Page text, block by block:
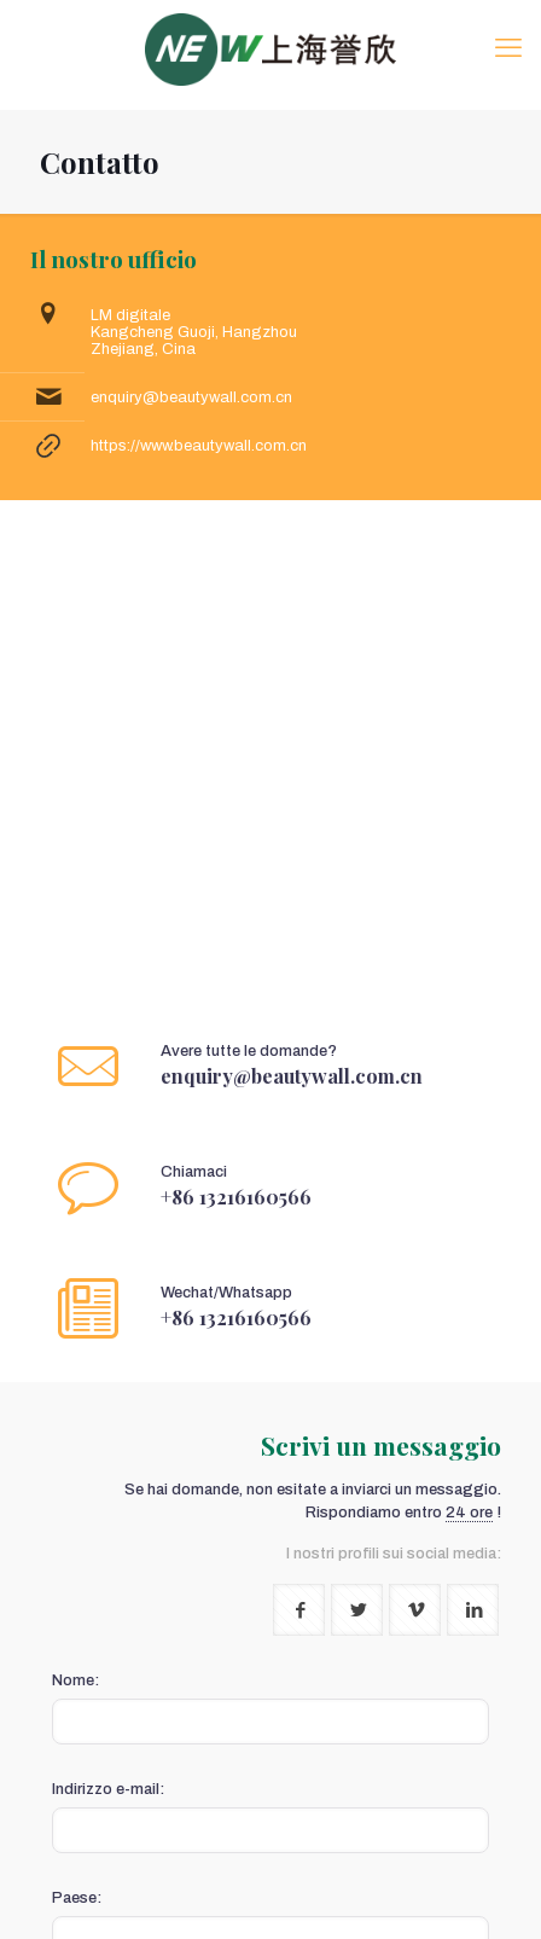
Contatto
Il nostro ufficio
LM digitale
Kangcheng Guoji, Hangzhou
Zhejiang, Cina
enquiry@beautywall.com.cn
https://www.beautywall.com.cn
Avere tutte le domande?
enquiry@beautywall.com.cn
Chiamaci
+86 13216160566
Wechat/Whatsapp
+86 13216160566
Scrivi un messaggio
Se hai domande, non esitate a inviarci un messaggio.
Rispondiamo entro 24 ore !
I nostri profili sui social media:
Nome:
Indirizzo e-mail:
Paese: